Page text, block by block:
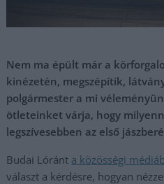
Nem ma épült már a
kinézetén, megszépítik,
polgármester a mi
ötleteinket várja, hogy
legszívesebben az első
Budai Lóránt a közösségi
választ a kérdésre, hogyan